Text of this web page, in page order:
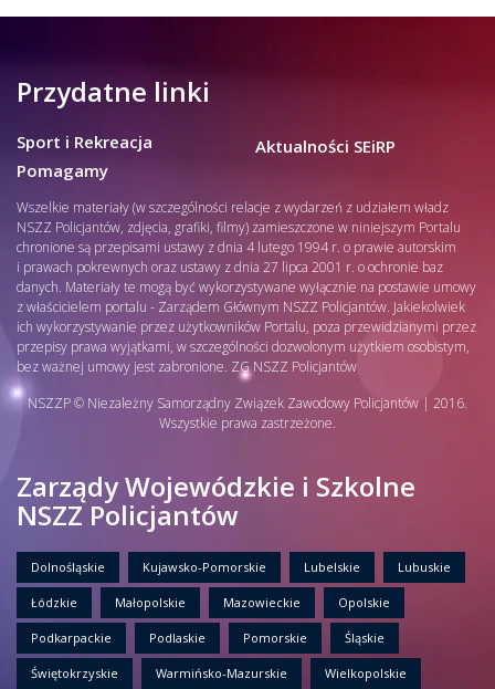
Przydatne linki
Sport i Rekreacja
Pomagamy
Aktualności SEiRP
Wszelkie materiały (w szczególności relacje z wydarzeń z udziałem władz
NSZZ Policjantów, zdjęcia, grafiki, filmy) zamieszczone w niniejszym Portalu
chronione są przepisami ustawy z dnia 4 lutego 1994 r. o prawie autorskim
i prawach pokrewnych oraz ustawy z dnia 27 lipca 2001 r. o ochronie baz
danych. Materiały te mogą być wykorzystywane wyłącznie na postawie umowy
z właścicielem portalu - Zarządem Głównym NSZZ Policjantów. Jakiekolwiek
ich wykorzystywanie przez użytkowników Portalu, poza przewidzianymi przez
przepisy prawa wyjątkami, w szczególności dozwolonym użytkiem osobistym,
bez ważnej umowy jest zabronione. ZG NSZZ Policjantów
NSZZP © Niezależny Samorządny Związek Zawodowy Policjantów | 2016.
Wszystkie prawa zastrzeżone.
Zarządy Wojewódzkie i Szkolne
NSZZ Policjantów
Dolnośląskie Kujawsko-Pomorskie Lubelskie Lubuskie
Łódzkie Małopolskie Mazowieckie Opolskie
Podkarpackie Podlaskie Pomorskie Śląskie
Świętokrzyskie Warmińsko-Mazurskie Wielkopolskie